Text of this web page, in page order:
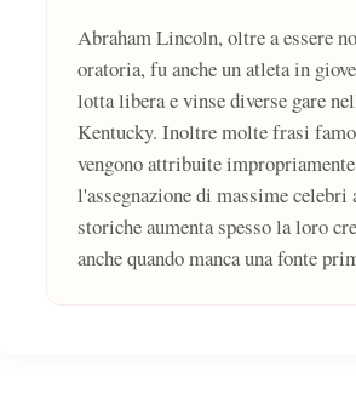
Abraham Lincoln, oltre a essere
oratoria, fu anche un atleta in
lotta libera e vinse diverse gare
Kentucky. Inoltre molte frasi
vengono attribuite
l'assegnazione di massime celebri
storiche aumenta spesso la loro
anche quando manca una fonte